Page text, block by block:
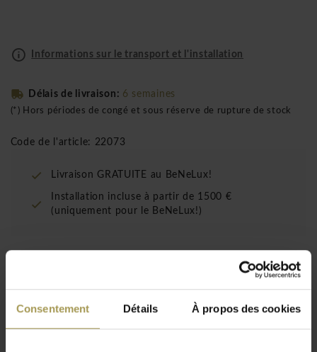
Consentement Détails À propos des cookies
Informations sur le transport et l'installation
Délais de livraison: 6 semaines
(*) Hors périodes de congé et sous réserve de rupture de stock
Code de l'article: 22073
Livraison GRATUITE au BeNeLux!
Installation incluse à partir de 1500 €
(uniquement pour le BeNeLux!)
Les Alea Remo armoires basses verrouillables
sont un système d'armoires modulaires avec
portes tournantes et compartiments ouverts.
L'ensemble du corps est composé de panneaux
de 18 mm, tandis que le haut et le bas ont une